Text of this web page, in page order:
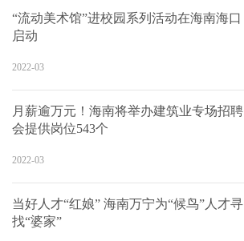
“流动美术馆”进校园系列活动在海南海口
启动
2022-03
月薪逾万元！海南将举办建筑业专场招聘
会提供岗位543个
2022-03
当好人才“红娘” 海南万宁为“候鸟”人才寻
找“婆家”